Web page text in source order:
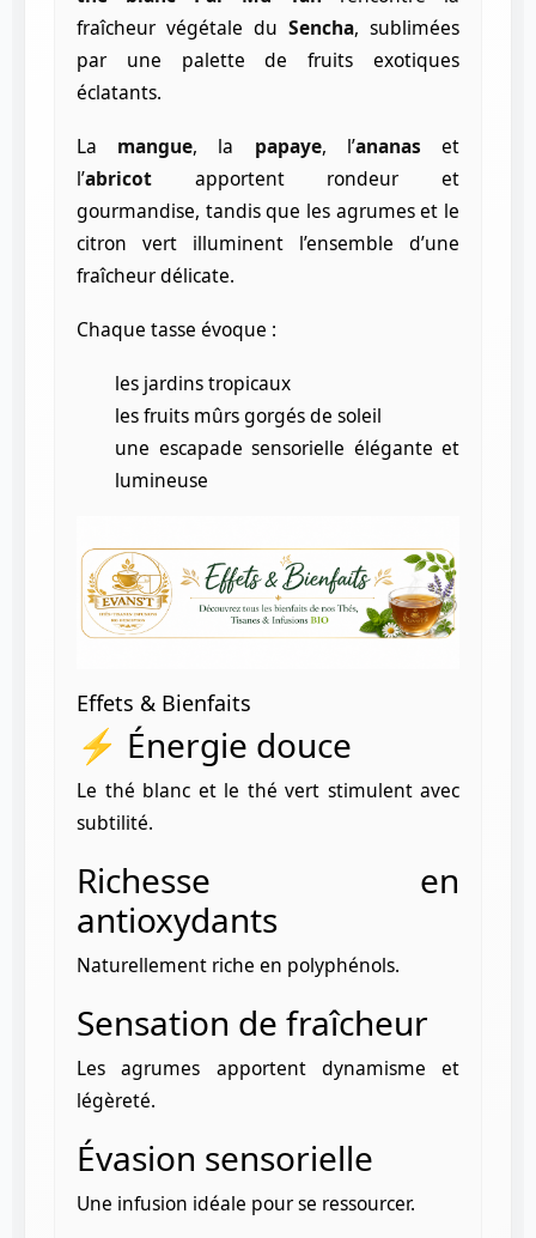
fraîcheur végétale du Sencha, sublimées
par une palette de fruits exotiques
éclatants.
La mangue, la papaye, l’ananas et
l’abricot apportent rondeur et
gourmandise, tandis que les agrumes et le
citron vert illuminent l’ensemble d’une
fraîcheur délicate.
Chaque tasse évoque :
les jardins tropicaux
les fruits mûrs gorgés de soleil
une escapade sensorielle élégante et
lumineuse
Effets & Bienfaits
⚡ Énergie douce
Le thé blanc et le thé vert stimulent avec
subtilité.
Richesse en
antioxydants
Naturellement riche en polyphénols.
Sensation de fraîcheur
Les agrumes apportent dynamisme et
légèreté.
Évasion sensorielle
Une infusion idéale pour se ressourcer.